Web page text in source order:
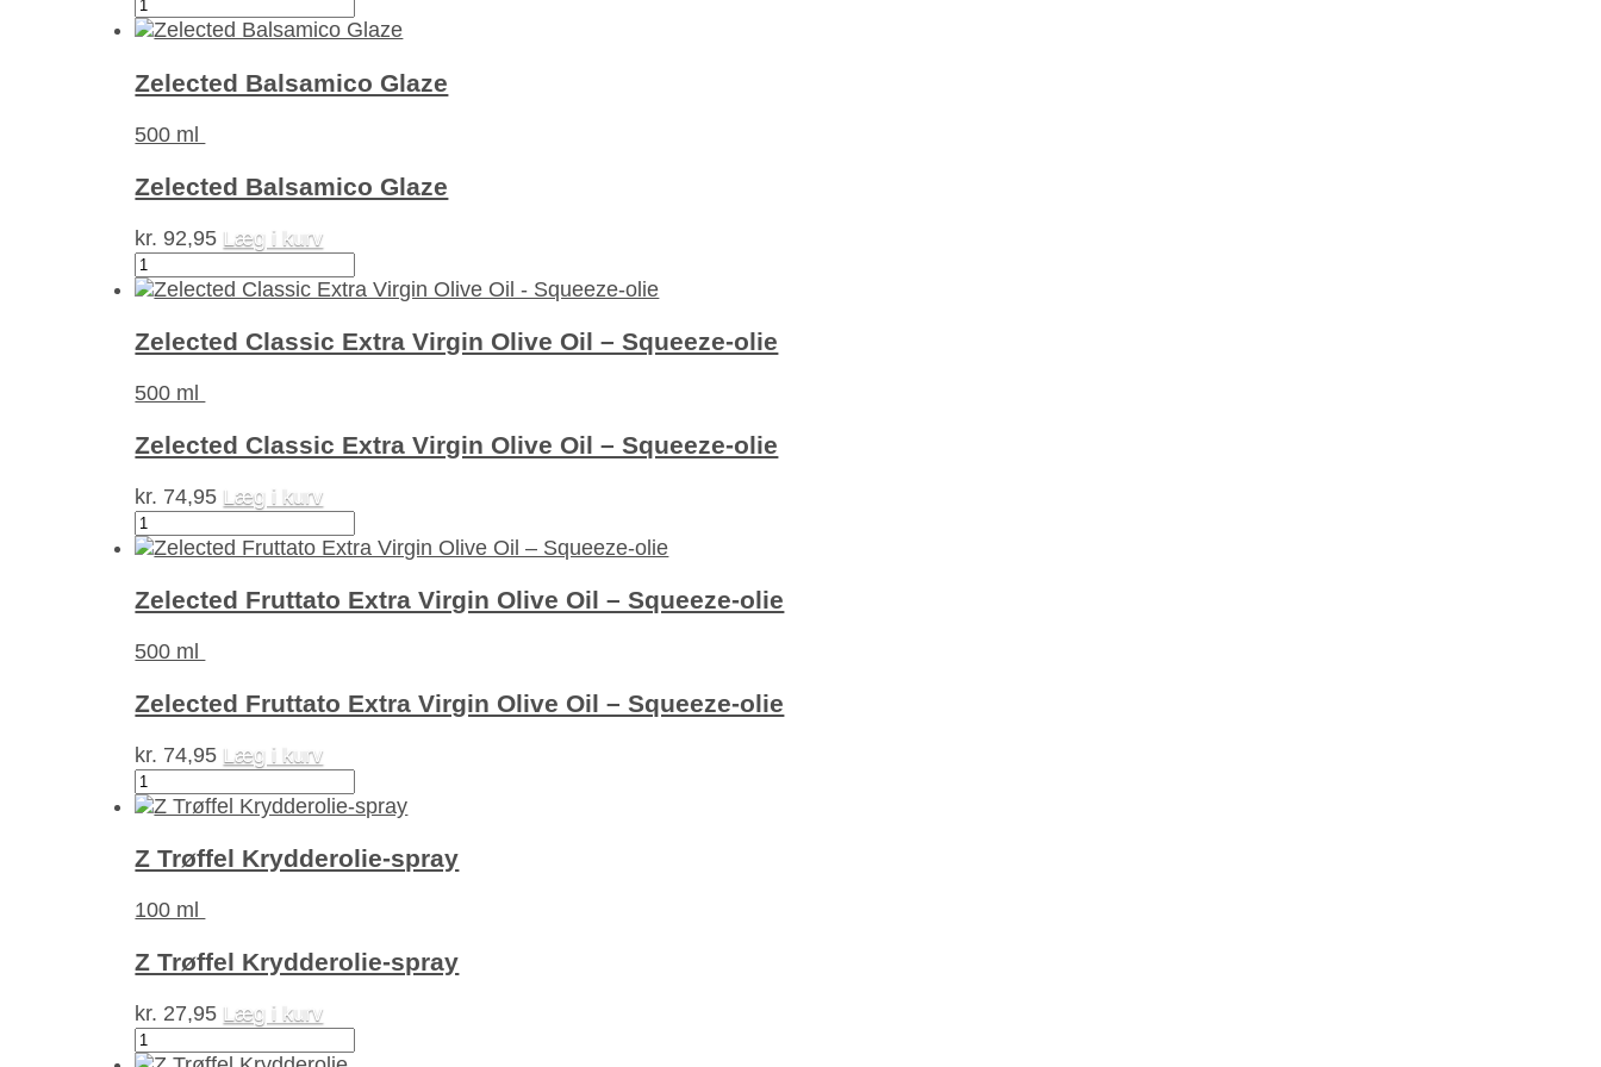
Aceto
Di
Modena
I.G.P.
Zelected Balsamico Glaze
500 ml
Zelected Balsamico Glaze
kr. 92,95 Læg i kurv
Zelected
Balsamico
antal
Zelected Classic Extra Virgin Olive Oil – Squeeze-olie
500 ml
Zelected Classic Extra Virgin Olive Oil – Squeeze-olie
kr. 74,95 Læg i kurv
Zelected
Classic
Virgin
Olive
Oil
Squeeze-
olie
antal
Zelected Fruttato Extra Virgin Olive Oil – Squeeze-olie
500 ml
Zelected Fruttato Extra Virgin Olive Oil – Squeeze-olie
kr. 74,95 Læg i kurv
Zelected
Fruttato
Virgin
Olive
Oil
Squeeze-
olie
antal
Z Trøffel Krydderolie-spray
100 ml
Z Trøffel Krydderolie-spray
kr. 27,95 Læg i kurv
Z